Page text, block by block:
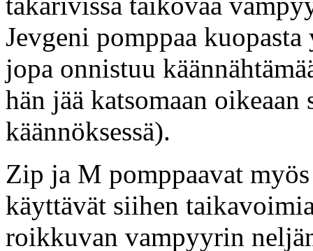
Jevgeni pomppaa
jopa onnistuu
hän jää katsomaan
käännöksessä).
Zip ja M pomppaavat
käyttävät siihen
roikkuvan vampyyrin